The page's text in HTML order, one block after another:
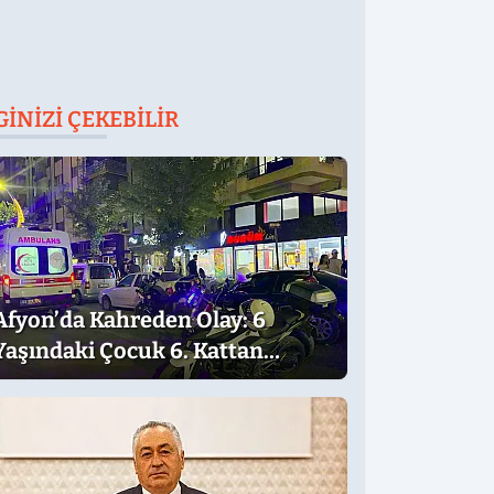
ÇEKEBILIR
Kahreden Olay: 6
Çocuk 6. Kattan